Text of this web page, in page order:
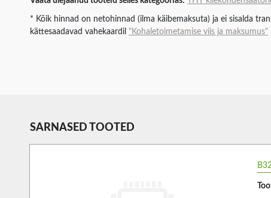
* Kõik hinnad on netohinnad (ilma käibemaksuta) ja ei sisalda
kättesaadavad vahekaardil "Kohaletoimetamise viis ja maksumus"
SARNASED TOOTED